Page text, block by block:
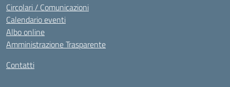
Circolari / Comunicazioni
Calendario eventi
Albo online
Amministrazione Trasparente
Contatti